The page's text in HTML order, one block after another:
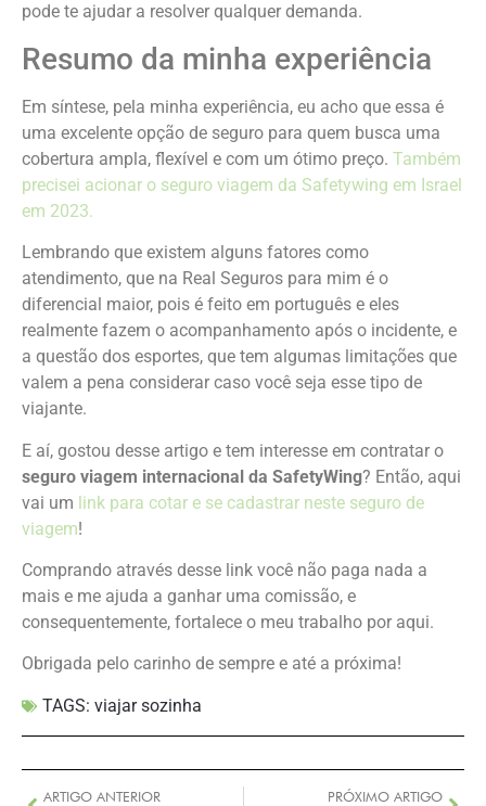
pode te ajudar a resolver qualquer demanda.
Resumo da minha experiência
Em síntese, pela minha experiência, eu acho que essa é
uma excelente opção de seguro para quem busca uma
cobertura ampla, flexível e com um ótimo preço. Também
precisei acionar o seguro viagem da Safetywing em Israel
em 2023.
Lembrando que existem alguns fatores como
atendimento, que na Real Seguros para mim é o
diferencial maior, pois é feito em português e eles
realmente fazem o acompanhamento após o incidente, e
a questão dos esportes, que tem algumas limitações que
valem a pena considerar caso você seja esse tipo de
viajante.
E aí, gostou desse artigo e tem interesse em contratar o
seguro viagem internacional da SafetyWing? Então, aqui
vai um link para cotar e se cadastrar neste seguro de
viagem!
Comprando através desse link você não paga nada a
mais e me ajuda a ganhar uma comissão, e
consequentemente, fortalece o meu trabalho por aqui.
Obrigada pelo carinho de sempre e até a próxima!
TAGS: viajar sozinha
ARTIGO ANTERIOR PRÓXIMO ARTIGO